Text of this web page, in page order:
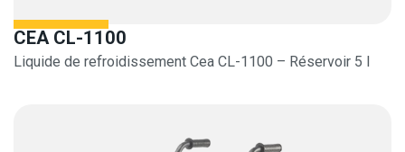
CEA CL-1100
Liquide de refroidissement Cea CL-1100 – Réservoir 5 l